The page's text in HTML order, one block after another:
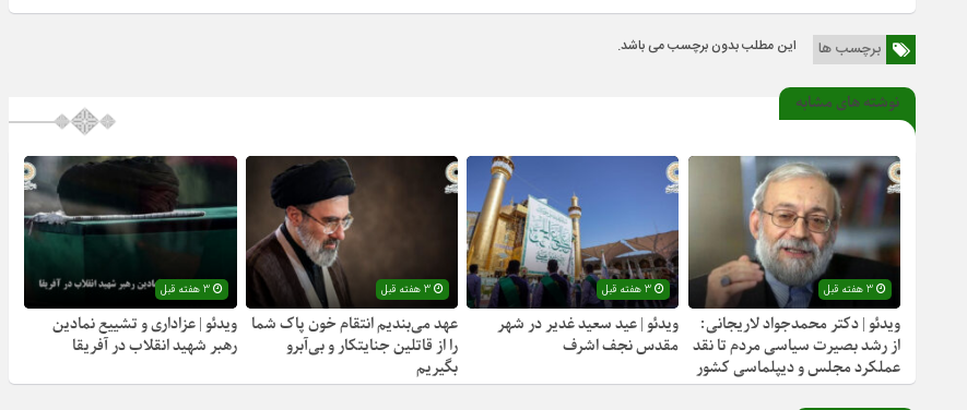
برچسب ها این مطلب بدون برچسب می باشد.
نوشته های مشابه
3 هفته قبل
ویدئو | دکتر محمدجواد لاریجانی:
از رشد بصیرت سیاسی مردم تا نقد
عملکرد مجلس و دیپلماسی کشور
3 هفته قبل
ویدئو | عید سعید غدیر در شهر
مقدس نجف اشرف
3 هفته قبل
عهد می‌بندیم انتقام خون پاک شما
را از قاتلین جنایتکار و بی‌آبرو
بگیریم
3 هفته قبل
ویدئو | عزاداری و تشییع نمادین
رهبر شهید انقلاب در آفریقا